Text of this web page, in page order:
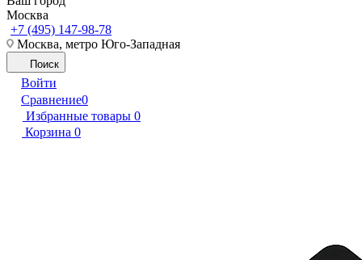
Москва
+7 (495) 147-98-78
Москва, метро Юго-Западная
Поиск
Войти
Сравнение0
Избранные товары 0
Корзина 0